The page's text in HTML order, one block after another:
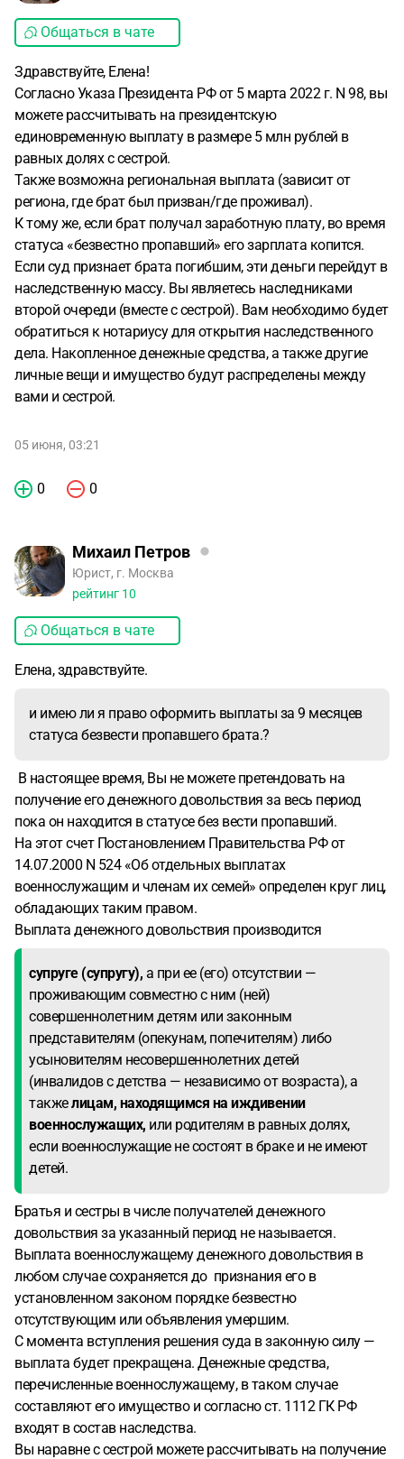
Общаться в чате
Здравствуйте, Елена!
Согласно Указа Президента РФ от 5 марта 2022 г. N 98, вы
можете рассчитывать на президентскую
единовременную выплату в размере 5 млн рублей в
равных долях с сестрой.
Также возможна региональная выплата (зависит от
региона, где брат был призван/где проживал).
К тому же, если брат получал заработную плату, во время
статуса «безвестно пропавший» его зарплата копится.
Если суд признает брата погибшим, эти деньги перейдут в
наследственную массу. Вы являетесь наследниками
второй очереди (вместе с сестрой). Вам необходимо будет
обратиться к нотариусу для открытия наследственного
дела. Накопленное денежные средства, а также другие
личные вещи и имущество будут распределены между
вами и сестрой.
05 июня, 03:21
0 0
Михаил Петров
Юрист, г. Москва
рейтинг 10
Общаться в чате
Елена, здравствуйте.
и имею ли я право оформить выплаты за 9 месяцев
статуса безвести пропавшего брата.?
В настоящее время, Вы не можете претендовать на
получение его денежного довольствия за весь период
пока он находится в статусе без вести пропавший.
На этот счет Постановлением Правительства РФ от
14.07.2000 N 524 «Об отдельных выплатах
военнослужащим и членам их семей» определен круг лиц,
обладающих таким правом.
Выплата денежного довольствия производится
супруге (супругу), а при ее (его) отсутствии —
проживающим совместно с ним (ней)
совершеннолетним детям или законным
представителям (опекунам, попечителям) либо
усыновителям несовершеннолетних детей
(инвалидов с детства — независимо от возраста), а
такжелицам, находящимся на иждивении
военнослужащих, или родителям в равных долях,
если военнослужащие не состоят в браке и не имеют
детей.
Братья и сестры в числе получателей денежного
довольствия за указанный период не называется.
Выплата военнослужащему денежного довольствия в
любом случае сохраняется до признания его в
установленном законом порядке безвестно
отсутствующим или объявления умершим.
С момента вступления решения суда в законную силу —
выплата будет прекращена. Денежные средства,
перечисленные военнослужащему, в таком случае
составляют его имущество и согласно ст. 1112 ГК РФ
входят в состав наследства.
Вы наравне с сестрой можете рассчитывать на получение